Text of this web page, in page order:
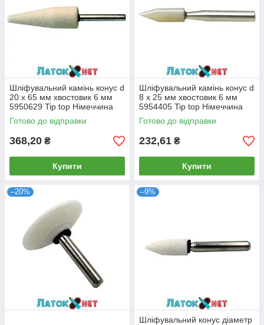
Шліфувальний камінь конус d
20 х 65 мм хвостовик 6 мм
5950629 Tip top Німеччина
Готово до відправки
368,20 ₴
Купити
Шліфувальний камінь конус d
8 х 25 мм хвостовик 6 мм
5954405 Tip top Німеччина
Готово до відправки
232,61 ₴
Купити
–20% –9%
Шліфувальний конус діаметр